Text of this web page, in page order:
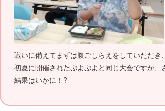
戦いに備えてまずは腹ごしらえをしていただ
初夏に開催されたぷよぷよと同じ大会ですが
結果はいかに！?